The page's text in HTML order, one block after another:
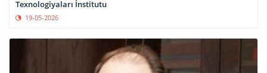
Texnologiyaları İnstitutu
19-05-2026